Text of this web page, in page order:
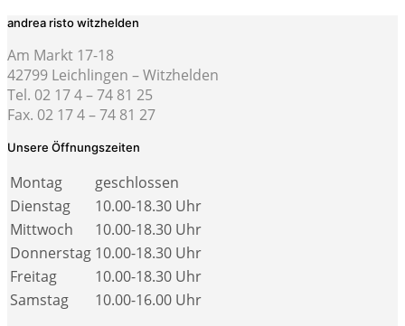
andrea risto witzhelden
Am Markt 17-18
42799 Leichlingen – Witzhelden
Tel. 02 17 4 – 74 81 25
Fax. 02 17 4 – 74 81 27
Unsere Öffnungszeiten
Montag
geschlossen
Dienstag
10.00-18.30 Uhr
Mittwoch
10.00-18.30 Uhr
Donnerstag 10.00-18.30 Uhr
Freitag
10.00-18.30 Uhr
Samstag
10.00-16.00 Uhr